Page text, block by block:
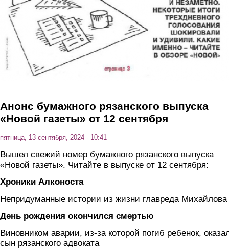
Анонс бумажного рязанского выпуска
«Новой газеты» от 12 сентября
пятница, 13 сентября, 2024 - 10:41
Вышел свежий номер бумажного рязанского выпуска
«Новой газеты». Читайте в выпуске от 12 сентября:
Хроники Алконоста
Непридуманные истории из жизни главреда Михайлова
День рождения окончился смертью
Виновником аварии, из-за которой погиб ребенок,
сын рязанского адвоката